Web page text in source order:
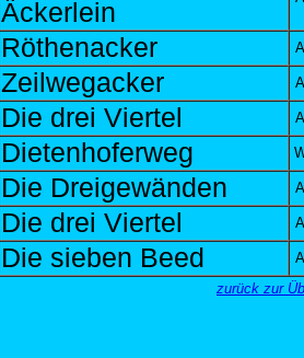
Äckerlein
Röthenacker
Zeilwegacker
Die drei Viertel
Dietenhoferweg
Die Dreigewänden
Die drei Viertel
Die sieben Beed
zurück zur